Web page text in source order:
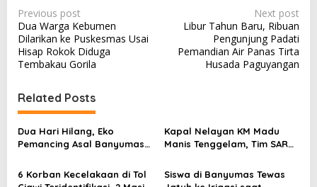
P
o
s
t
n
a
v
i
g
Previous post
Dua Warga Kebumen
Dilarikan ke Puskesmas Usai
Hisap Rokok Diduga
Tembakau Gorila
Next post
Libur Tahun Baru, Ribuan
Pengunjung Padati
Pemandian Air Panas Tirta
Husada Paguyangan
Related Posts
Dua Hari Hilang, Eko
Pemancing Asal Banyumas
Pantai Jetis
Kapal Nelayan KM Madu
Manis Tenggelam, Tim SAR
6 Korban Kecelakaan di Tol
Siswa di Banyumas Tewas